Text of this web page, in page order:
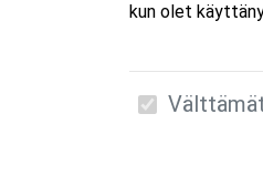
Suomen
kun olet